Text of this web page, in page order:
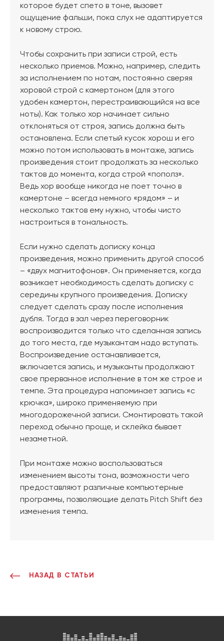
которое будет спето в тоне, вызовет
ощущение фальши, пока слух не адаптируется
к новому строю.
Чтобы сохранить при записи строй, есть
несколько приемов. Можно, например, следить
за исполнением по нотам, постоянно сверяя
хоровой строй с камертоном (для этого
удобен камертон, перестраивающийся на все
ноты). Как только хор начинает сильно
отклоняться от строя, запись должна быть
остановлена. Если спетый кусок хорош и его
можно потом использовать в монтаже, запись
произведения стоит продолжать за несколько
тактов до момента, когда строй «пополз».
Ведь хор вообще никогда не поет точно в
камертоне – всегда немного «рядом» – и
несколько тактов ему нужно, чтобы чисто
настроиться в тональность.
Если нужно сделать дописку конца
произведения, можно применить другой способ
– «двух магнитофонов». Он применяется, когда
возникает необходимость сделать дописку с
середины крупного произведения. Дописку
следует сделать сразу после исполнения
дубля. Тогда в зал через переговорник
воспроизводится только что сделанная запись
до того места, где музыкантам надо вступать.
Воспроизведение останавливается,
включается запись, и музыканты продолжают
свое прерванное исполнение в том же строе и
темпе. Эта процедура напоминает запись «с
крючка», широко применяемую при
многодорожечной записи. Смонтировать такой
переход обычно проще, и склейка бывает
незаметной.
При монтаже можно воспользоваться
изменением высоты тона, возможности чего
предоставляют различные компьютерные
программы, позволяющие делать Pitch Shift без
изменения темпа.
НАЗАД В СТАТЬИ